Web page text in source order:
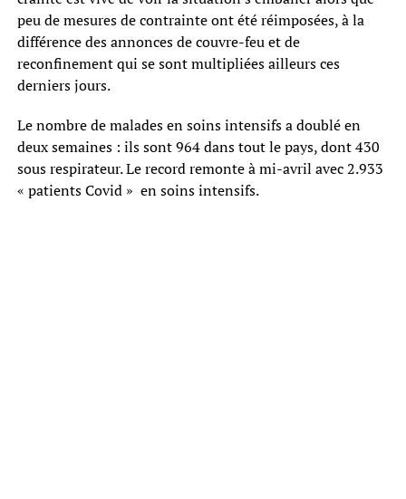
peu de mesures de contrainte ont été réimposées, à la
différence des annonces de couvre-feu et de
reconfinement qui se sont multipliées ailleurs ces
derniers jours.
Le nombre de malades en soins intensifs a doublé en
deux semaines : ils sont 964 dans tout le pays, dont 430
sous respirateur. Le record remonte à mi-avril avec 2.933
« patients Covid » en soins intensifs.